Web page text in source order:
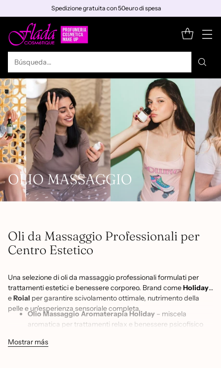
Spedizione gratuita con 50euro di spesa
Búsqueda…
OLIO MASSAGGIO
Oli da Massaggio Professionali per
Centro Estetico
Una selezione di oli da massaggio professionali formulati per
trattamenti estetici e benessere corporeo. Brand comeHoliday
eRoial per garantire scivolamento ottimale, nutrimento della
pelle e un'esperienza sensoriale completa.
Olio Massaggio Aromaterapia Holiday – miscela
aromatica per trattamenti relax e benessere psicofisico
Olio Massaggio Monoi Holiday
texture setosa per massaggi nutrienti e idratanti
Mostrar más